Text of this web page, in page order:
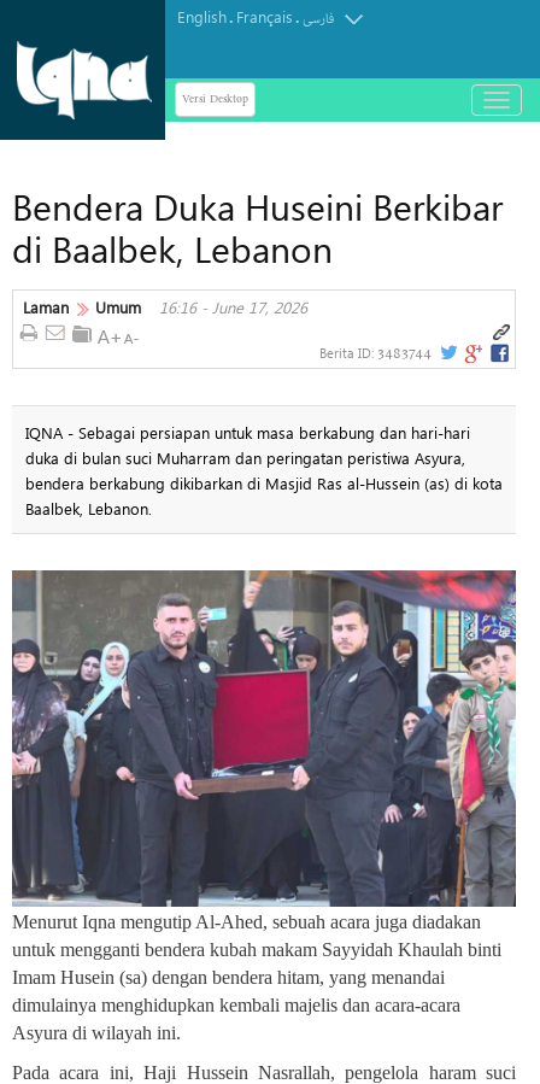
English. Français.فارسی
Versi Desktop
باز
و
منوBendera Duka Huseini Berkibar
di Baalbek, Lebanon
Laman Umum 16:16 - June 17, 2026
Berita ID: 3483744
IQNA - Sebagai persiapan untuk masa berkabung dan hari-hari
duka di bulan suci Muharram dan peringatan peristiwa Asyura,
bendera berkabung dikibarkan di Masjid Ras al-Hussein (as) di kota
Baalbek, Lebanon.
Menurut Iqna mengutip Al-Ahed, sebuah acara juga diadakan
untuk mengganti bendera kubah makam Sayyidah Khaulah binti
Imam Husein (sa) dengan bendera hitam, yang menandai
dimulainya menghidupkan kembali majelis dan acara-acara
Asyura di wilayah ini.
Pada acara ini, Haji Hussein Nasrallah, pengelola haram suci